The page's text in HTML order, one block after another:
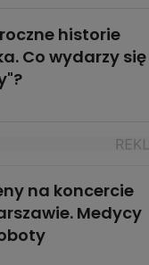
historie
Co wydarzy się
na koncercie
Medycy